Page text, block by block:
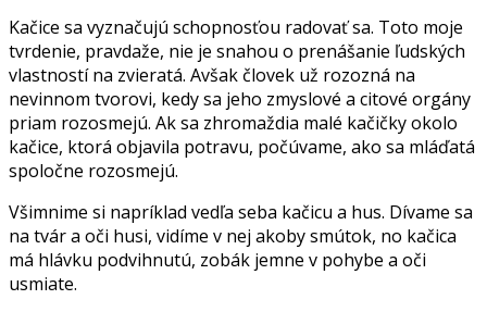
Kačice sa vyznačujú schopnosťou radovať sa. Toto moje
tvrdenie, pravdaže, nie je snahou o prenášanie ľudských
vlastností na zvieratá. Avšak človek už rozozná na
nevinnom tvorovi, kedy sa jeho zmyslové a citové orgány
priam rozosmejú. Ak sa zhromaždia malé kačičky okolo
kačice, ktorá objavila potravu, počúvame, ako sa mláďatá
spoločne rozosmejú.
Všimnime si napríklad vedľa seba kačicu a hus. Dívame sa
na tvár a oči husi, vidíme v nej akoby smútok, no kačica
má hlávku podvihnutú, zobák jemne v pohybe a oči
usmiate.